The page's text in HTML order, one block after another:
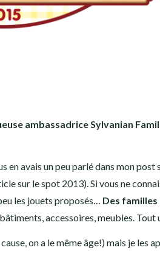
ambassadrice Sylvanian
en avais un peu parlé dans mon post
sur le spot 2013). Si vous ne
les jouets proposés… Des familles
accessoires, meubles. Tout
on a le même âge!) mais je les